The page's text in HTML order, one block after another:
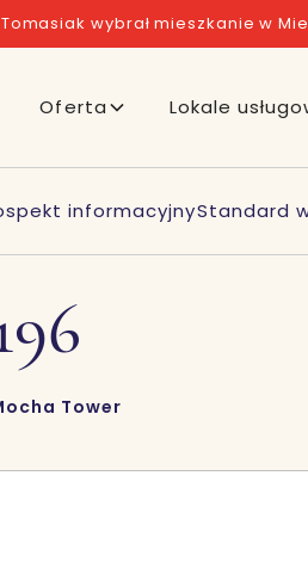
wybrał mieszkanie w
Oferta Lokale
informacyjnyStandard
Tower